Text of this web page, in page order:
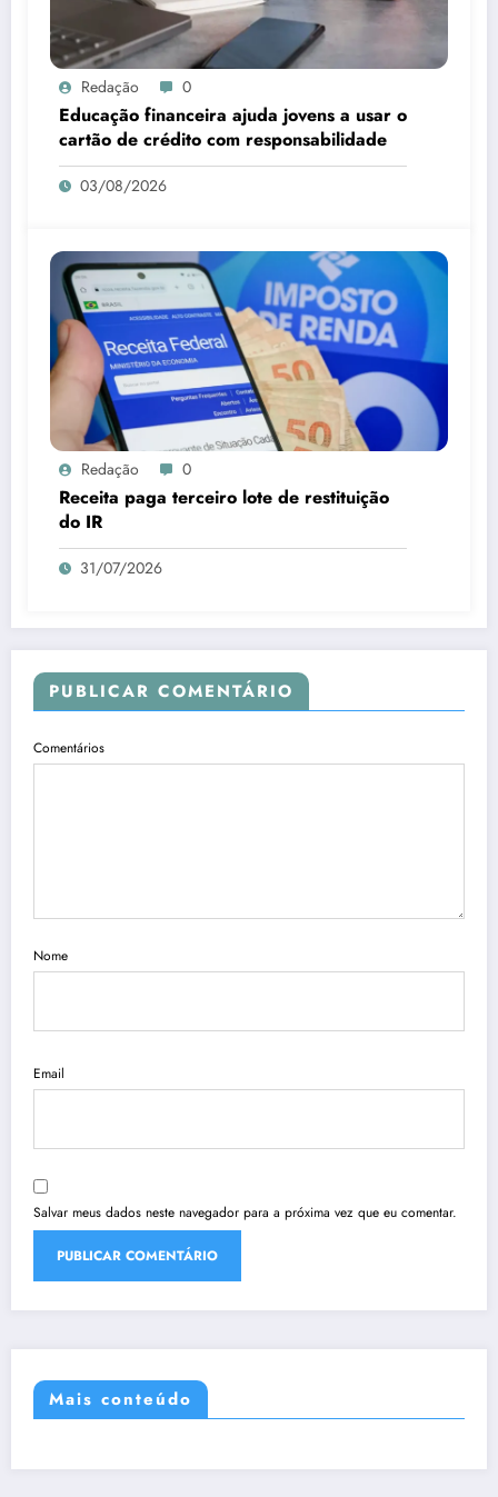
Redação 0
Educação financeira ajuda jovens a usar o
cartão de crédito com responsabilidade
03/08/2026
Redação 0
Receita paga terceiro lote de restituição
do IR
31/07/2026
PUBLICAR COMENTÁRIO
Comentários
Nome
Email
Salvar meus dados neste navegador para a próxima vez que eu comentar.
Mais conteúdo